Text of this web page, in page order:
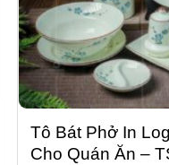
Tô Bát Phở In
Cho Quán Ăn –